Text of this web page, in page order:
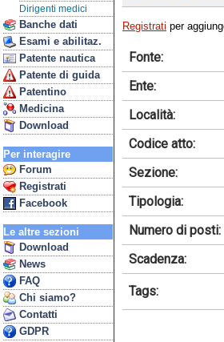
Dirigenti medici
Banche dati
Esami e abilitaz.
Patente nautica
Patente di guida
Patentino
Medicina
Download
Per interagire
Forum
Registrati
Facebook
Le altre sezioni
Download
News
FAQ
Chi siamo?
Contatti
GDPR
Registrati per
Fonte:
Ente:
Località:
Codice atto:
Sezione:
Tipologia:
Numero di posti:
Scadenza:
Tags: